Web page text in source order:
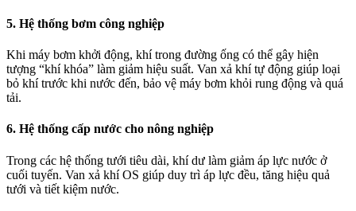
5. Hệ thống bơm công nghiệp
Khi máy bơm khởi động, khí trong đường ống có thể gây hiện
tượng “khí khóa” làm giảm hiệu suất. Van xả khí tự động giúp loại
bỏ khí trước khi nước đến, bảo vệ máy bơm khỏi rung động và quá
tải.
6. Hệ thống cấp nước cho nông nghiệp
Trong các hệ thống tưới tiêu dài, khí dư làm giảm áp lực nước ở
cuối tuyến. Van xả khí OS giúp duy trì áp lực đều, tăng hiệu quả
tưới và tiết kiệm nước.